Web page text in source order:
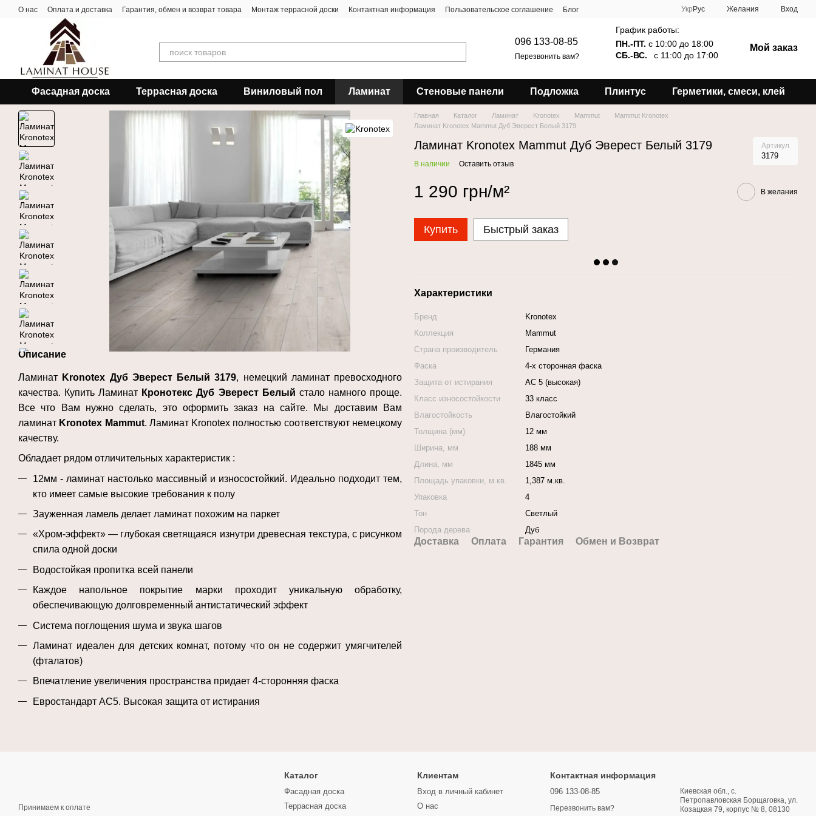
Перейти к основному контенту
О нас Оплата и доставка Гарантия, обмен и возврат товара Монтаж террасной доски Контактная информация Пользовательское соглашение Блог Укр Рус Желания Вход
096 133-08-85
Перезвонить вам?
График работы:
ПН.-ПТ. с 10:00 до 18:00
СБ.-ВС.
с 11:00 до 17:00
Мой заказ
Фасадная доска Террасная доска Виниловый пол Ламинат Стеновые панели Подложка Плинтус Герметики, смеси, клей
Описание
Ламинат Kronotex Дуб Эверест Белый 3179, немецкий ламинат превосходного
качества. Купить Ламинат Кронотекс Дуб Эверест Белый стало намного проще.
Все что Вам нужно сделать, это оформить заказ на сайте. Мы доставим Вам
ламинат Kronotex Mammut. Ламинат Kronotex полностью соответствуют немецкому
качеству.
Обладает рядом отличительных характеристик :
12мм - ламинат настолько массивный и износостойкий. Идеально подходит тем,
кто имеет самые высокие требования к полу
Зауженная ламель делает ламинат похожим на паркет
«Хром-эффект» — глубокая светящаяся изнутри древесная текстура, с рисунком
спила одной доски
Водостойкая пропитка всей панели
Каждое напольное покрытие марки проходит уникальную обработку,
обеспечивающую долговременный антистатический эффект
Система поглощения шума и звука шагов
Ламинат идеален для детских комнат, потому что он не содержит умягчителей
(фталатов)
Впечатление увеличения пространства придает 4-сторонняя фаска
Евростандарт AC5. Высокая защита от истирания
Главная Каталог Ламинат Kronotex Mammut
Mammut Kronotex
Ламинат Kronotex Mammut Дуб Эверест Белый 3179
Ламинат Kronotex Mammut Дуб Эверест Белый 3179 Артикул
3179
В наличии Оставить отзыв
1 290 грн/м² В желания
Купить Быстрый заказ
Характеристики
Бренд
Kronotex
Коллекция
Mammut
Страна производитель
Германия
Фаска
4-х сторонная фаска
Защита от истирания
АС 5 (высокая)
Класс износостойкости
33 класс
Влагостойкость
Влагостойкий
Толщина (мм)
12 мм
Ширина, мм
188 мм
Длина, мм
1845 мм
Площадь упаковки, м.кв.
1,387 м.кв.
Упаковка
4
Тон
Светлый
Порода дерева
Дуб
Доставка Оплата Гарантия Обмен и Возврат
Принимаем к оплате
Каталог
Фасадная доска
Террасная доска
Клиентам
Вход в личный кабинет
О нас
Контактная информация
096 133-08-85
Перезвонить вам?
Киевская обл., с.
Петропавловская Борщаговка, ул.
Козацкая 79, корпус № 8, 08130